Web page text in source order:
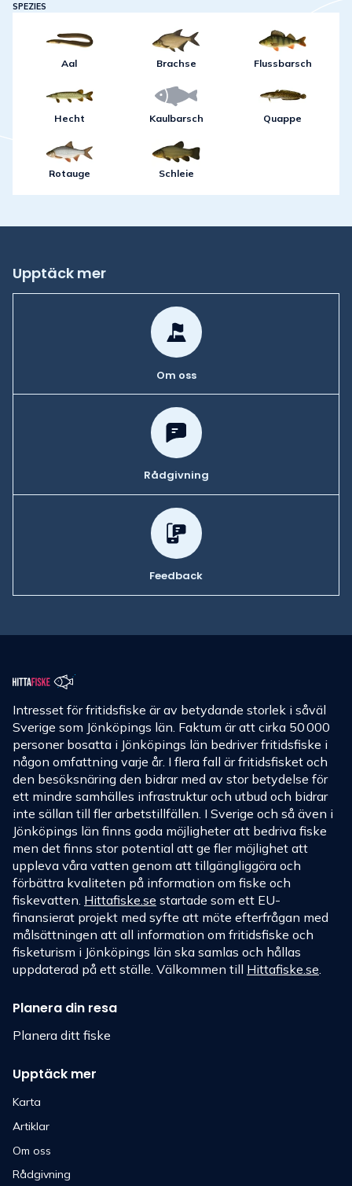
SPEZIES
Aal Brachse Flussbarsch
Hecht Kaulbarsch Quappe
Rotauge Schleie
Upptäck mer
Om oss
Rådgivning
Feedback
Intresset för fritidsfiske är av betydande storlek i såväl
Sverige som Jönköpings län. Faktum är att cirka 50 000
personer bosatta i Jönköpings län bedriver fritidsfiske i
någon omfattning varje år. I flera fall är fritidsfisket och
den besöksnäring den bidrar med av stor betydelse för
ett mindre samhälles infrastruktur och utbud och bidrar
inte sällan till fler arbetstillfällen. I Sverige och så även i
Jönköpings län finns goda möjligheter att bedriva fiske
men det finns stor potential att ge fler möjlighet att
uppleva våra vatten genom att tillgängliggöra och
förbättra kvaliteten på information om fiske och
fiskevatten. Hittafiske.se startade som ett EU-
finansierat projekt med syfte att möte efterfrågan med
målsättningen att all information om fritidsfiske och
fisketurism i Jönköpings län ska samlas och hållas
uppdaterad på ett ställe. Välkommen till Hittafiske.se.
Planera din resa
Planera ditt fiske
Upptäck mer
Karta
Artiklar
Om oss
Rådgivning